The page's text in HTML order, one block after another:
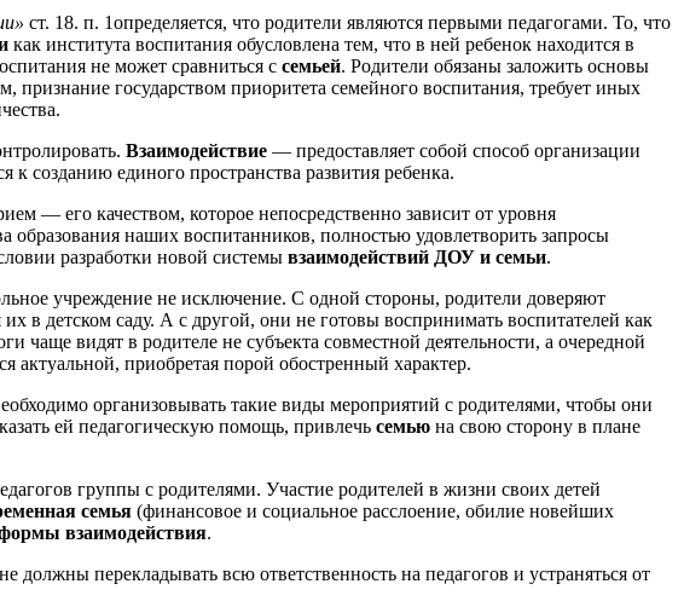
ст. 18. п. 1определяется, что родители являются первыми педагогами. То, что
как института воспитания обусловлена тем, что в ней ребенок находится в
не может сравниться с семьей. Родители обязаны заложить основы
признание государством приоритета семейного воспитания, требует иных
Взаимодействие — предоставляет собой способ организации
к созданию единого пространства развития ребенка.
— его качеством, которое непосредственно зависит от уровня
образования наших воспитанников, полностью удовлетворить запросы
разработки новой системы взаимодействий ДОУ и семьи.
учреждение не исключение. С одной стороны, родители доверяют
в детском саду. А с другой, они не готовы воспринимать воспитателей как
чаще видят в родителе не субъекта совместной деятельности, а очередной
актуальной, приобретая порой обостренный характер.
организовывать такие виды мероприятий с родителями, чтобы они
ей педагогическую помощь, привлечь семью на свою сторону в плане
группы с родителями. Участие родителей в жизни своих детей
семья (финансовое и социальное расслоение, обилие новейших
взаимодействия.
перекладывать всю ответственность на педагогов и устраняться от